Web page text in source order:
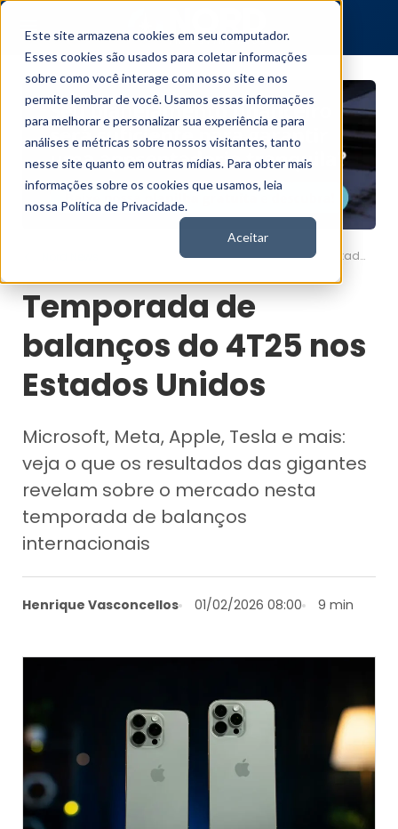
Este site armazena cookies em seu computador.
Esses cookies são usados para coletar informações
sobre como você interage com nosso site e nos
permite lembrar de você. Usamos essas informações
para melhorar e personalizar sua experiência e para
análises e métricas sobre nossos visitantes, tanto
nesse site quanto em outras mídias. Para obter mais
informações sobre os cookies que usamos, leia
nossa Política de Privacidade.
Aceitar
Temporada de balanços do 4T25 nos Estados Unidos
Temporada de
balanços do 4T25 nos
Estados Unidos
Microsoft, Meta, Apple, Tesla e mais:
veja o que os resultados das gigantes
revelam sobre o mercado nesta
temporada de balanços
internacionais
Henrique Vasconcellos 01/02/2026 08:00 9 min